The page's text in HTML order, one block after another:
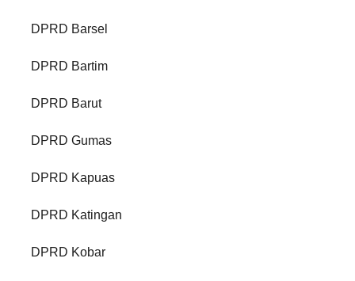
DPRD Barsel
DPRD Bartim
DPRD Barut
DPRD Gumas
DPRD Kapuas
DPRD Katingan
DPRD Kobar